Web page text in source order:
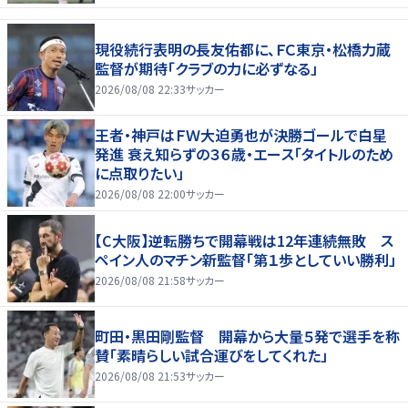
現役続行表明の長友佑都に、ＦＣ東京・松橋力蔵
監督が期待「クラブの力に必ずなる」
2026/08/08 22:33サッカー
王者・神戸はＦＷ大迫勇也が決勝ゴールで白星
発進 衰え知らずの３６歳・エース「タイトルのため
に点取りたい」
2026/08/08 22:00サッカー
【C大阪】逆転勝ちで開幕戦は12年連続無敗 ス
ペイン人のマチン新監督「第１歩としていい勝利」
2026/08/08 21:58サッカー
町田・黒田剛監督 開幕から大量５発で選手を称
賛「素晴らしい試合運びをしてくれた」
2026/08/08 21:53サッカー